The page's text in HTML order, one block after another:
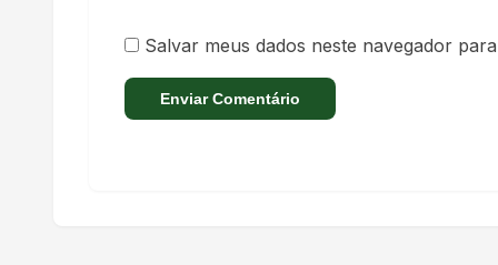
Salvar meus dados neste navegador